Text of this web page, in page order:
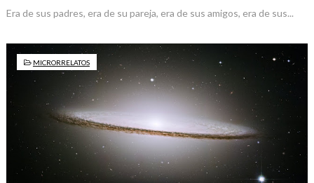
Era de sus padres, era de su pareja, era de sus amigos, era de sus...
MICRORRELATOS